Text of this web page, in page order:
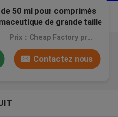
50 ml pour comprimés
de grande taille
transparent
Prix：Cheap Factory price, negotiation
Contactez nous